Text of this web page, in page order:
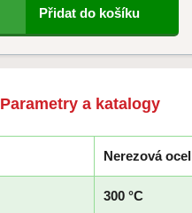
Přidat do košíku
Parametry a katalogy
Nerezová ocel
300 °C